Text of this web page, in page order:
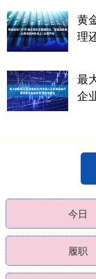
黄
理
最
企
今日
履职